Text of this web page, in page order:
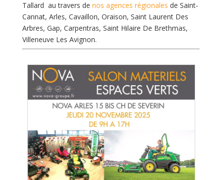
Tallard au travers de nos agences régionales de Saint-
Cannat, Arles, Cavaillon, Oraison, Saint Laurent Des
Arbres, Gap, Carpentras, Saint Hilaire De Brethmas,
Villeneuve Les Avignon.